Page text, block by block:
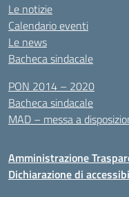
Le notizie
Calendario eventi
Le news
Bacheca sindacale
PON 2014 – 2020
Bacheca sindacale
MAD – messa a
Amministrazione
Dichiarazione di